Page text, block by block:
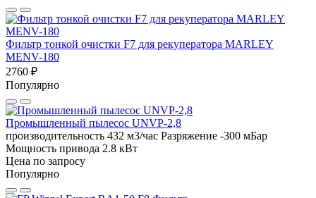
Фильтр тонкой очистки F7 для рекуператора MARLEY
MENV-180
2760 ₽
Популярно
Промышленный пылесос UNVP-2,8
производительность 432 м3/час Разряжение -300 мБар
Мощность привода 2.8 кВт
Цена по запросу
Популярно